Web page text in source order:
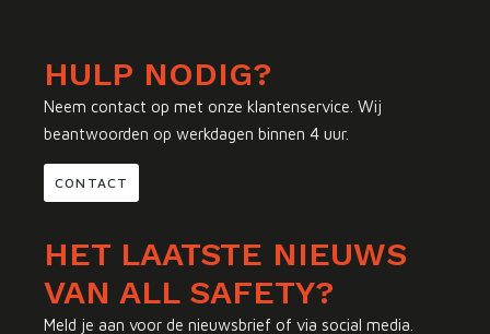
HULP NODIG?
Neem contact op met onze klantenservice. Wij
beantwoorden op werkdagen binnen 4 uur.
CONTACT
HET LAATSTE NIEUWS
VAN ALL SAFETY?
Meld je aan voor de nieuwsbrief of via social media.